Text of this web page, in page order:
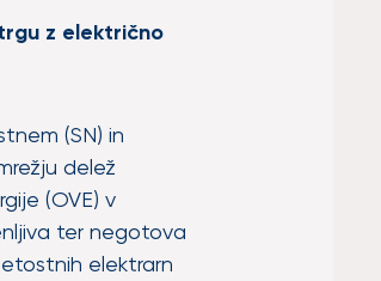
z električno
(SN) in
delež
(OVE) v
ter negotova
elektrarn